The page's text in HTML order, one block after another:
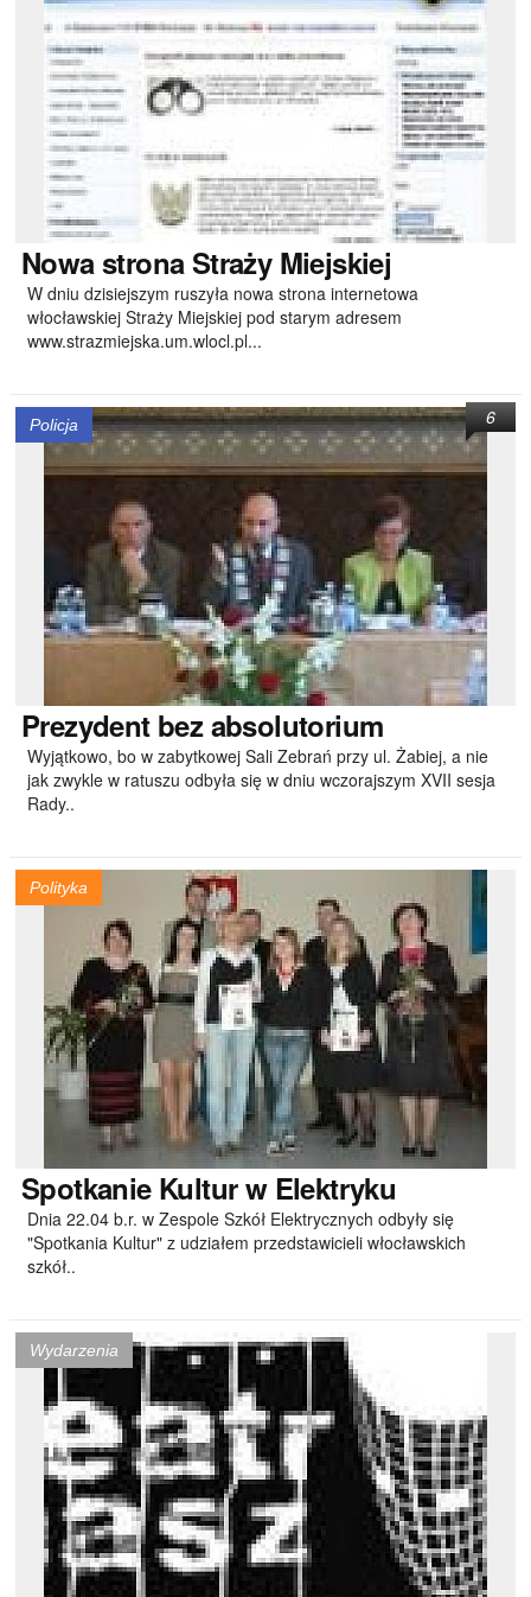
Nowastrona Straży Miejskiej
W dniu dzisiejszym ruszyła nowa strona internetowa
włocławskiej Straży Miejskiej pod starym adresem
www.strazmiejska.um.wlocl.pl...
Policja
Prezydentbez absolutorium
Wyjątkowo, bo w zabytkowej Sali Zebrań przy ul. Żabiej, a nie
jak zwykle w ratuszu odbyła się w dniu wczorajszym XVII sesja
Rady..
6
Polityka
SpotkanieKultur w Elektryku
Dnia 22.04 b.r. w Zespole Szkół Elektrycznych odbyły się
"Spotkania Kultur" z udziałem przedstawicieli włocławskich
szkół..
Wydarzenia